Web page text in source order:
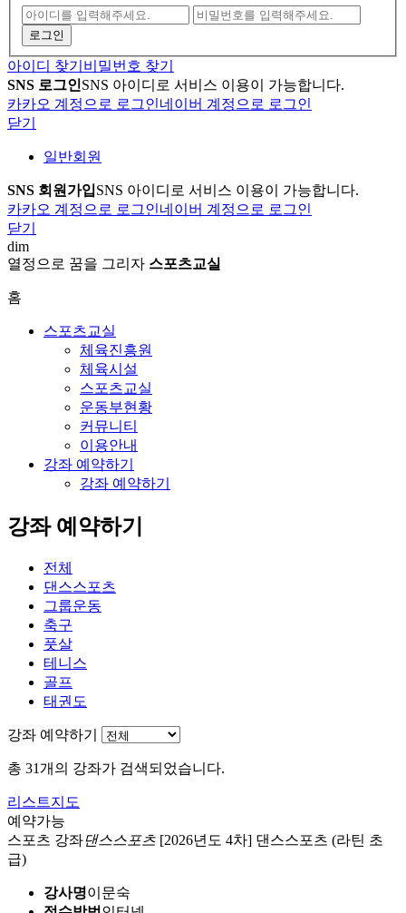
아이디 찾기 비밀번호 찾기
SNS 로그인SNS 아이디로 서비스 이용이 가능합니다.
카카오 계정으로 로그인네이버 계정으로 로그인
닫기
일반회원
SNS 회원가입SNS 아이디로 서비스 이용이 가능합니다.
카카오 계정으로 로그인네이버 계정으로 로그인
닫기
dim
열정으로 꿈을 그리자 스포츠교실
홈
스포츠교실
체육진흥원
체육시설
스포츠교실
운동부현황
커뮤니티
이용안내
강좌 예약하기
강좌 예약하기
강좌 예약하기
전체
댄스스포츠
그룹운동
축구
풋살
테니스
골프
태권도
강좌 예약하기
총 31개의 강좌가 검색되었습니다.
리스트지도
예약가능
스포츠 강좌댄스스포츠 [2026년도 4차] 댄스스포츠 (라틴 초
급)
강사명이문숙